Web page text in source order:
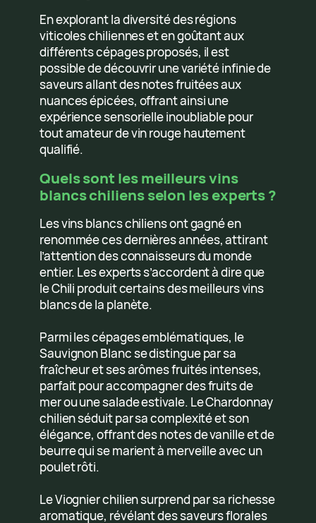
En explorant la diversité des régions
viticoles chiliennes et en goûtant aux
différents cépages proposés, il est
possible de découvrir une variété infinie de
saveurs allant des notes fruitées aux
nuances épicées, offrant ainsi une
expérience sensorielle inoubliable pour
tout amateur de vin rouge hautement
qualifié.
Quels sont les meilleurs vins
blancs chiliens selon les experts ?
Les vins blancs chiliens ont gagné en
renommée ces dernières années, attirant
l’attention des connaisseurs du monde
entier. Les experts s’accordent à dire que
le Chili produit certains des meilleurs vins
blancs de la planète.
Parmi les cépages emblématiques, le
Sauvignon Blanc se distingue par sa
fraîcheur et ses arômes fruités intenses,
parfait pour accompagner des fruits de
mer ou une salade estivale. Le Chardonnay
chilien séduit par sa complexité et son
élégance, offrant des notes de vanille et de
beurre qui se marient à merveille avec un
poulet rôti.
Le Viognier chilien surprend par sa richesse
aromatique, révélant des saveurs florales